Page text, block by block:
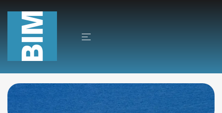
Aktualności 15/05/2025
Blue Deal, czyli Niebieski Ład